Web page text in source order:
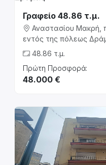
Γραφείο 48.86 τ.μ.
Αναστασίου Μακρή,
εντός της πόλεως
48.86 τ.μ.
Πρώτη Προσφορά:
48.000 €